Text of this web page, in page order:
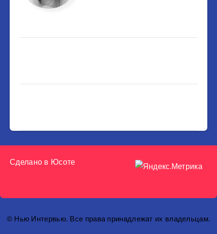
Сделано в Юсоте
© Нью Интервью. Все права принадлежат их владельцам.